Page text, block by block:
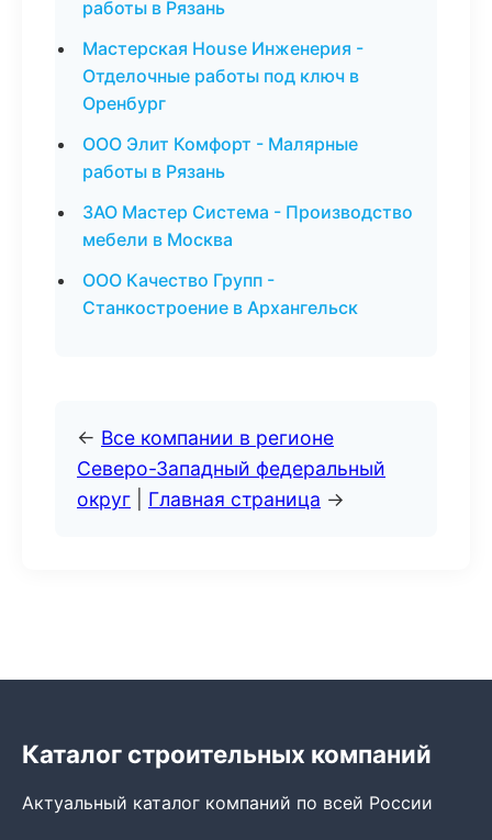
работы в Рязань
Мастерская House Инженерия -
Отделочные работы под ключ в
Оренбург
ООО Элит Комфорт - Малярные
работы в Рязань
ЗАО Мастер Система - Производство
мебели в Москва
ООО Качество Групп -
Станкостроение в Архангельск
← Все компании в регионе
Северо-Западный федеральный
округ
Главная страница →
Каталог строительных компаний
Актуальный каталог компаний по всей России